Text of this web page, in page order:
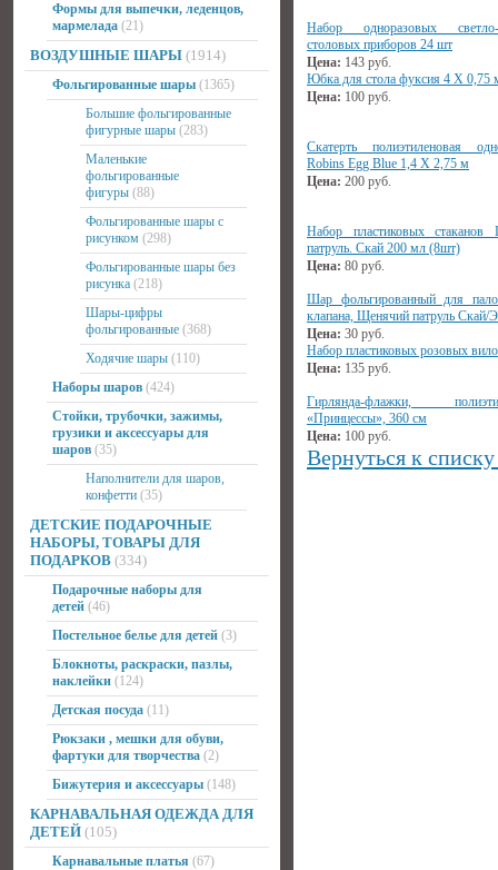
Формы для выпечки, леденцов,
мармелада (21)
ВОЗДУШНЫЕ ШАРЫ (1914)
Фольгированные шары (1365)
Большие фольгированные
фигурные шары (283)
Маленькие
фольгированные
фигуры (88)
Фольгированные шары с
рисунком (298)
Фольгированные шары без
рисунка (218)
Шары-цифры
фольгированные (368)
Ходячие шары (110)
Наборы шаров (424)
Стойки, трубочки, зажимы,
грузики и аксессуары для
шаров (35)
Наполнители для шаров,
конфетти (35)
ДЕТСКИЕ ПОДАРОЧНЫЕ
НАБОРЫ, ТОВАРЫ ДЛЯ
ПОДАРКОВ (334)
Подарочные наборы для
детей (46)
Постельное белье для детей (3)
Блокноты, раскраски, пазлы,
наклейки (124)
Детская посуда (11)
Рюкзаки , мешки для обуви,
фартуки для творчества (2)
Бижутерия и аксессуары (148)
КАРНАВАЛЬНАЯ ОДЕЖДА ДЛЯ
ДЕТЕЙ (105)
Карнавальные платья (67)
Набор одноразовых светло-
столовых приборов 24 шт
Цена: 143 руб.
Юбка для стола фуксия 4 Х 0,75
Цена: 100 руб.
Скатерть полиэтиленовая
Robins Egg Blue 1,4 Х 2,75 м
Цена: 200 руб.
Набор пластиковых стаканов
патруль. Скай 200 мл (8шт)
Цена: 80 руб.
Шар фольгированный для
клапана, Щенячий патруль Скай/
Цена: 30 руб.
Набор пластиковых розовых
Цена: 135 руб.
Гирлянда-флажки,
«Принцессы», 360 см
Цена: 100 руб.
Вернуться к списку